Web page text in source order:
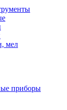
мел
приборы